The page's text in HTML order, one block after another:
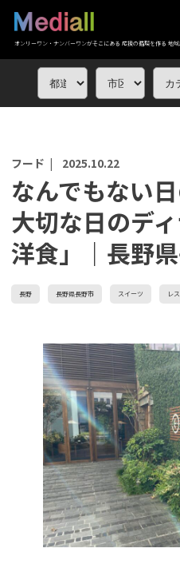
オンリーワン・ナンバーワンがそこにある 応援の循環を作る 地
フード | 2025.10.22
なんでもない
大切な日のデ
洋食」｜長野
長野 長野県長野市 スイーツ レ